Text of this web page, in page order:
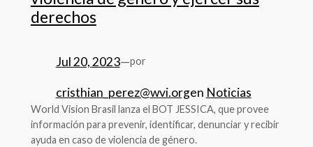
derechos
Jul 20, 2023—por
cristhian_perez@wvi.orgen Noticias
World Vision Brasil lanza el BOT JESSICA, que provee
información para prevenir, identificar, denunciar y recibir
ayuda en caso de violencia de género.